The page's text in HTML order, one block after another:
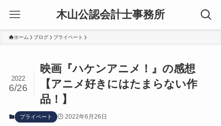
木山公認会計士事務所
ホーム ブログ プライベート
映画『ハケンアニメ！』の感想
【アニメ好きにはたまらない作
品！】
2022
6/26
プライベート 2022年6月26日